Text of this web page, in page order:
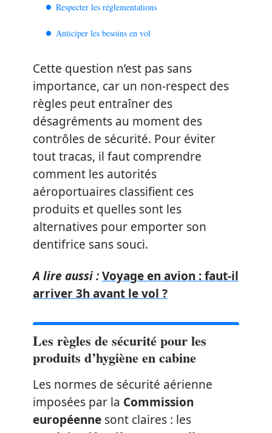
Respecter les réglementations
Anticiper les besoins en vol
Cette question n’est pas sans
importance, car un non-respect des
règles peut entraîner des
désagréments au moment des
contrôles de sécurité. Pour éviter
tout tracas, il faut comprendre
comment les autorités
aéroportuaires classifient ces
produits et quelles sont les
alternatives pour emporter son
dentifrice sans souci.
A lire aussi :Voyage en avion : faut-il
arriver 3h avant le vol ?
Les règles de sécurité pour les
produits d’hygiène en cabine
Les normes de sécurité aérienne
imposées par la Commission
européenne sont claires : les